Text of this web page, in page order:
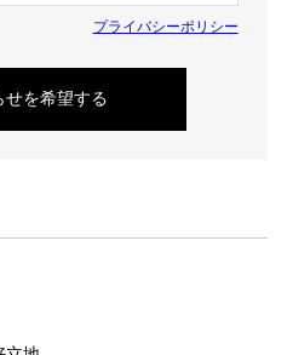
プライバシーポリシー
せを希望する